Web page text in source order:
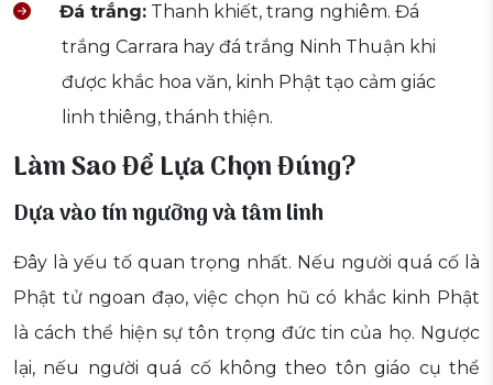
Đá trắng: Thanh khiết, trang nghiêm. Đá
trắng Carrara hay đá trắng Ninh Thuận khi
được khắc hoa văn, kinh Phật tạo cảm giác
linh thiêng, thánh thiện.
Làm Sao Để Lựa Chọn Đúng?
Dựa vào tín ngưỡng và tâm linh
Đây là yếu tố quan trọng nhất. Nếu người quá cố là
Phật tử ngoan đạo, việc chọn hũ có khắc kinh Phật
là cách thể hiện sự tôn trọng đức tin của họ. Ngược
lại, nếu người quá cố không theo tôn giáo cụ thể